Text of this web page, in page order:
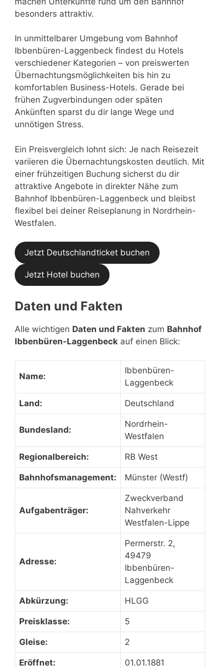
besonders attraktiv.
In unmittelbarer Umgebung vom Bahnhof
Ibbenbüren-Laggenbeck findest du Hotels
verschiedener Kategorien – von preiswerten
Übernachtungsmöglichkeiten bis hin zu
komfortablen Business-Hotels. Gerade bei
frühen Zugverbindungen oder späten
Ankünften sparst du dir lange Wege und
unnötigen Stress.
Ein Preisvergleich lohnt sich: Je nach Reisezeit
variieren die Übernachtungskosten deutlich. Mit
einer frühzeitigen Buchung sicherst du dir
attraktive Angebote in direkter Nähe zum
Bahnhof Ibbenbüren-Laggenbeck und bleibst
flexibel bei deiner Reiseplanung in Nordrhein-
Westfalen.
Jetzt Deutschlandticket buchen
Jetzt Hotel buchen
Daten und Fakten
Alle wichtigen Daten und Fakten zum Bahnhof
Ibbenbüren-Laggenbeck auf einen Blick:
Name:
Ibbenbüren-
Laggenbeck
Land: Deutschland
Bundesland:
Nordrhein-
Westfalen
Regionalbereich: RB West
Bahnhofsmanagement: Münster (Westf)
Aufgabenträger:
Zweckverband
Nahverkehr
Westfalen-Lippe
Adresse:
Permerstr. 2,
49479
Ibbenbüren-
Laggenbeck
Abkürzung: HLGG
Preisklasse: 5
Gleise: 2
Eröffnet: 01.01.1881